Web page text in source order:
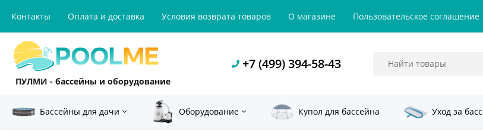
Контакты Оплата и доставка Условия возврата товаров О магазине Пользовательское соглашение
ПУЛМИ - бассейны и оборудование
+7 (499) 394-58-43
Бассейны для дачи Оборудование Купол для бассейна Уход за